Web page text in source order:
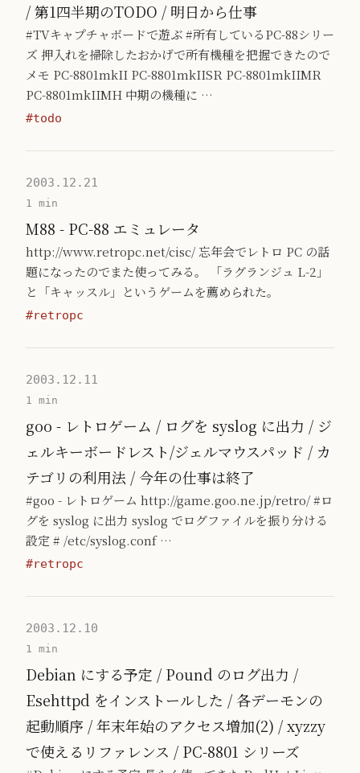
/ 第1四半期のTODO / 明日から仕事
#TVキャプチャボードで遊ぶ #所有しているPC-88シリー
ズ 押入れを掃除したおかげで所有機種を把握できたので
メモ PC-8801mkII PC-8801mkIISR PC-8801mkIIMR
PC-8801mkIIMH 中期の機種に …
#todo
2003.12.21
1 min
M88 - PC-88 エミュレータ
http://www.retropc.net/cisc/ 忘年会でレトロ PC の話
題になったのでまた使ってみる。 「ラグランジュ L-2」
と「キャッスル」というゲームを薦められた。
#retropc
2003.12.11
1 min
goo - レトロゲーム / ログを syslog に出力 / ジ
ェルキーボードレスト/ジェルマウスパッド / カ
テゴリの利用法 / 今年の仕事は終了
#goo - レトロゲーム http://game.goo.ne.jp/retro/ #ロ
グを syslog に出力 syslog でログファイルを振り分ける
設定 # /etc/syslog.conf …
#retropc
2003.12.10
1 min
Debian にする予定 / Pound のログ出力 /
Esehttpd をインストールした / 各デーモンの
起動順序 / 年末年始のアクセス増加(2) / xyzzy
で使えるリファレンス / PC-8801 シリーズ